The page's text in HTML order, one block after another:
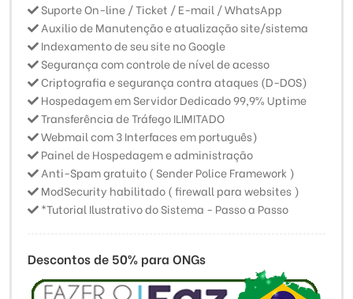
Suporte On-line / Ticket / E-mail / WhatsApp
Auxilio de Manutenção e atualização site/sistema
Indexamento de seu site no Google
Segurança com controle de nível de acesso
Criptografia e segurança contra ataques (D-DOS)
Hospedagem em Servidor Dedicado 99,9% Uptime
Transferência de Tráfego ILIMITADO
Webmail com 3 Interfaces em português)
Painel de Hospedagem e administração
Anti-Spam gratuito ( Sender Police Framework )
ModSecurity habilitado ( firewall para websites )
*Tutorial Ilustrativo do Sistema - Passo a Passo
Descontos de 50% para ONGs